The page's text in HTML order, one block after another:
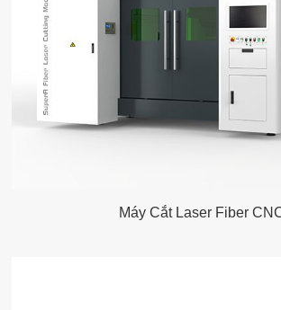
Máy Cắt Laser Fiber